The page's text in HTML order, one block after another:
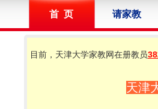
首 页 请家教
目前，天津大学家教网在册教员
天津